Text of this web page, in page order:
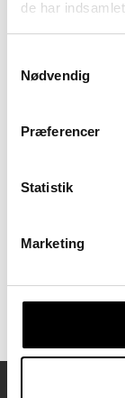
de har
Nødvendig
Præferencer
Statistik
Marketing